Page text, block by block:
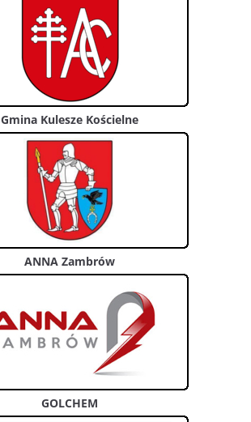
Gmina Kulesze Kościelne
ANNA Zambrów
GOLCHEM